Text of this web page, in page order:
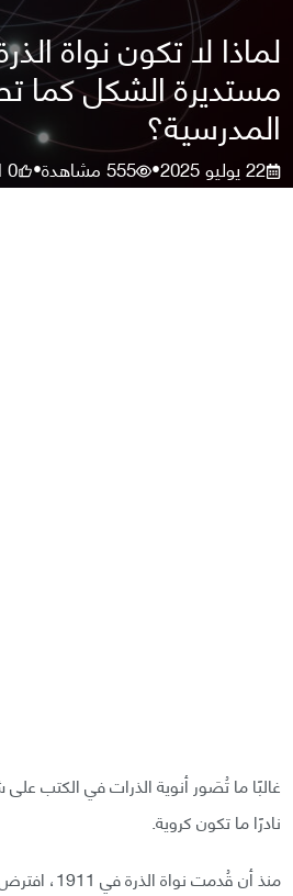
لماذا لا تكون نواة
مستديرة الشكل كما
المدرسية؟
22 يوليو 2025 •
555مشاهدة•
0
غالبًا ما تُصَور أنوية الذرات في الكتب
نادرًا ما تكون كروية.
منذ أن قُدمت